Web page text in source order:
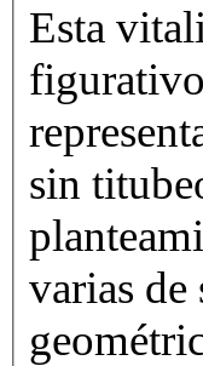
Esta
sin
varias de